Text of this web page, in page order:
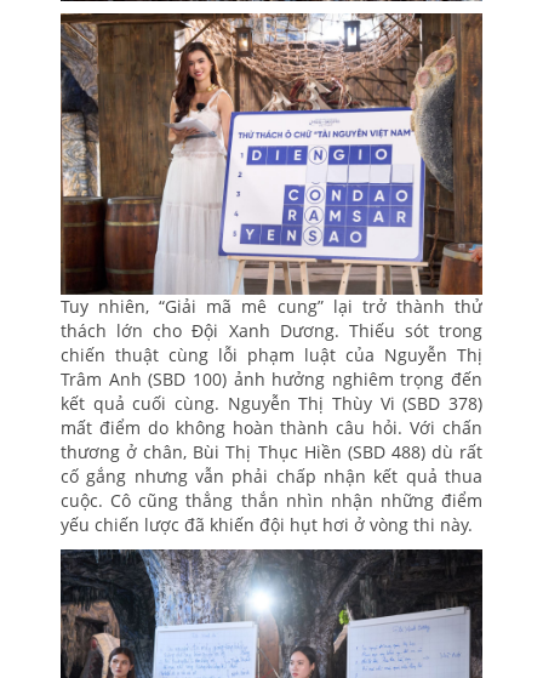
Tuy nhiên, “Giải mã mê cung” lại trở thành thử
thách lớn cho Đội Xanh Dương. Thiếu sót trong
chiến thuật cùng lỗi phạm luật của Nguyễn Thị
Trâm Anh (SBD 100) ảnh hưởng nghiêm trọng đến
kết quả cuối cùng. Nguyễn Thị Thùy Vi (SBD 378)
mất điểm do không hoàn thành câu hỏi. Với chấn
thương ở chân, Bùi Thị Thục Hiền (SBD 488) dù rất
cố gắng nhưng vẫn phải chấp nhận kết quả thua
cuộc. Cô cũng thẳng thắn nhìn nhận những điểm
yếu chiến lược đã khiến đội hụt hơi ở vòng thi này.